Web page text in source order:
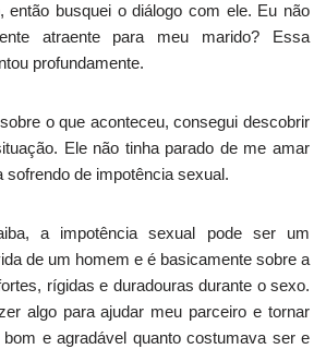
então busquei o diálogo com ele. Eu não
atraente para meu marido? Essa
profundamente.
o que aconteceu, consegui descobrir
Ele não tinha parado de me amar
sofrendo de impotência sexual.
a impotência sexual pode ser um
de um homem e é basicamente sobre a
rígidas e duradouras durante o sexo.
algo para ajudar meu parceiro e tornar
e agradável quanto costumava ser e